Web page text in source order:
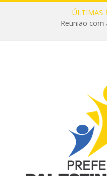
ÚLTIMAS
Reunião com